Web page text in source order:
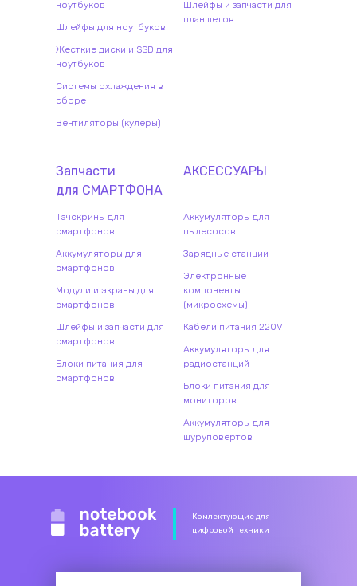
ноутбуков
Шлейфы для ноутбуков
Жесткие диски и SSD для
ноутбуков
Системы охлаждения в
сборе
Вентиляторы (кулеры)
Шлейфы и запчасти для
планшетов
Запчасти
для СМАРТФОНА
Тачскрины для
смартфонов
Аккумуляторы для
смартфонов
Модули и экраны для
смартфонов
Шлейфы и запчасти для
смартфонов
Блоки питания для
смартфонов
АКСЕССУАРЫ
Аккумуляторы для
пылесосов
Зарядные станции
Электронные
компоненты
(микросхемы)
Кабели питания 220V
Аккумуляторы для
радиостанций
Блоки питания для
мониторов
Аккумуляторы для
шуруповертов
Комлектующие для
цифровой техники